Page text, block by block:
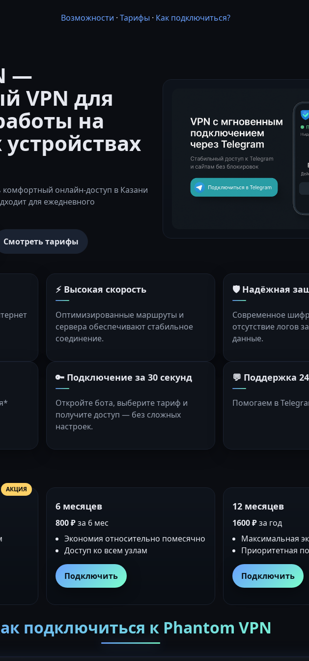
Возможности · Тарифы · Как подключиться?
—
VPN для
на
онлайн-доступ в Казани
для ежедневного
Смотреть тарифы
⚡ Высокая скорость
Оптимизированные маршруты и
сервера обеспечивают стабильное
соединение.
🛡️ Надёжная
Современное
отсутствие логов
данные.
🔑 Подключение за 30 секунд
Откройте бота, выберите тариф и
получите доступ — без сложных
настроек.
💬 Поддержка
Помогаем в
АКЦИЯ
6 месяцев
800 ₽за 6 мес
Экономия относительно помесячно
Доступ ко всем узлам
Подключить
12 месяцев
1600 ₽за год
Максимальная
Приоритетная
Подключить
подключиться к Phantom VPN